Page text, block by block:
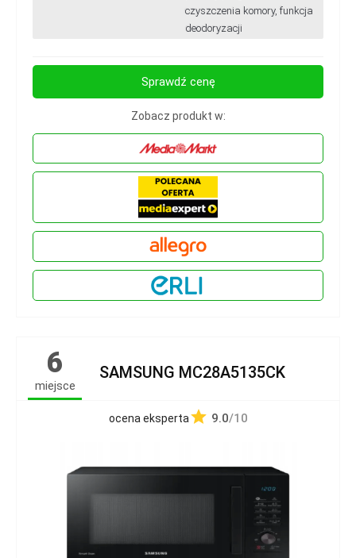
czyszczenia komory, funkcja
deodoryzacji
Sprawdź cenę
Zobacz produkt w:
6
miejsce
SAMSUNG MC28A5135CK
ocena eksperta 9.0/10